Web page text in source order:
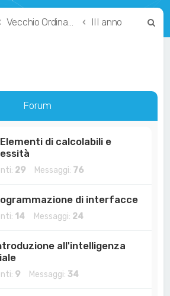
Vecchio Ordinamento III anno
Forum
di calcolabili e
29 Messaggi: 76
di interfacce
14 Messaggi: 24
all'intelligenza
9 Messaggi: 34